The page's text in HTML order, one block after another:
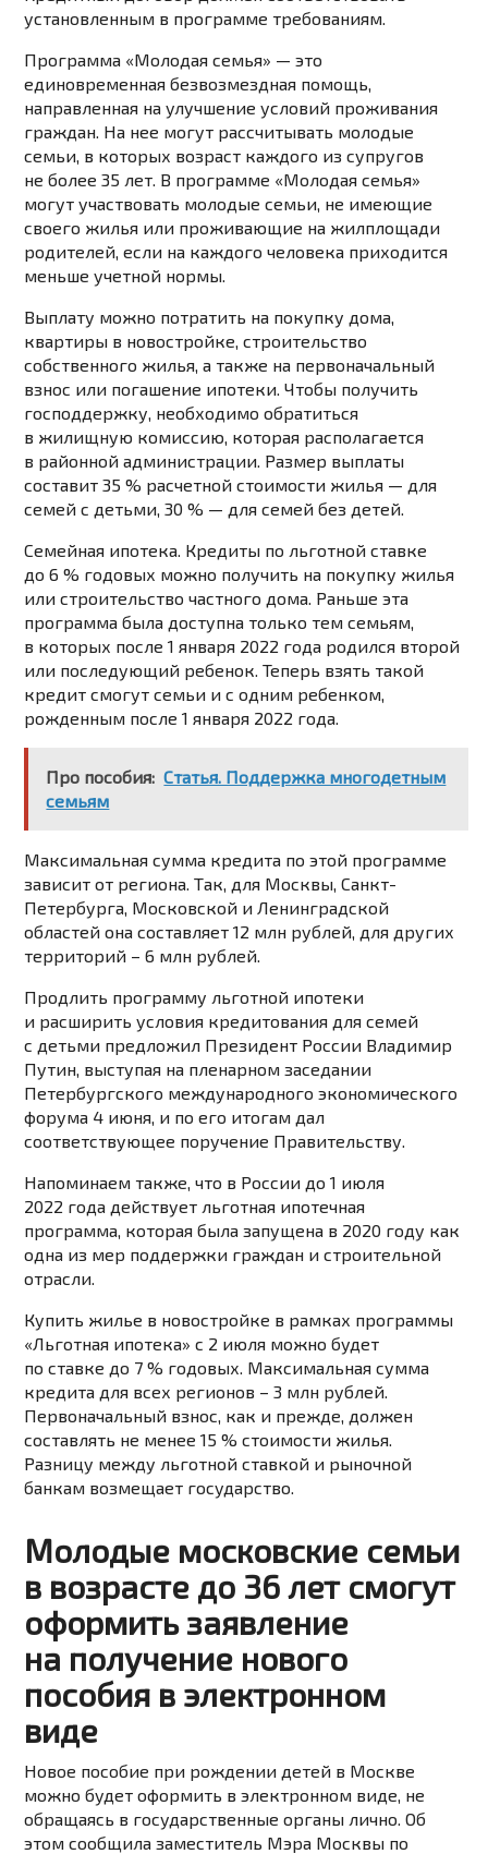
установленным в программе требованиям.
Программа «Молодая семья» — это
единовременная безвозмездная помощь,
направленная на улучшение условий проживания
граждан. На нее могут рассчитывать молодые
семьи, в которых возраст каждого из супругов
не более 35 лет. В программе «Молодая семья»
могут участвовать молодые семьи, не имеющие
своего жилья или проживающие на жилплощади
родителей, если на каждого человека приходится
меньше учетной нормы.
Выплату можно потратить на покупку дома,
квартиры в новостройке, строительство
собственного жилья, а также на первоначальный
взнос или погашение ипотеки. Чтобы получить
господдержку, необходимо обратиться
в жилищную комиссию, которая располагается
в районной администрации. Размер выплаты
составит 35 % расчетной стоимости жилья — для
семей с детьми, 30 % — для семей без детей.
Семейная ипотека. Кредиты по льготной ставке
до 6 % годовых можно получить на покупку жилья
или строительство частного дома. Раньше эта
программа была доступна только тем семьям,
в которых после 1 января 2022 года родился второй
или последующий ребенок. Теперь взять такой
кредит смогут семьи и с одним ребенком,
рожденным после 1 января 2022 года.
Про пособия: Статья. Поддержка многодетным
семьям
Максимальная сумма кредита по этой программе
зависит от региона. Так, для Москвы, Санкт-
Петербурга, Московской и Ленинградской
областей она составляет 12 млн рублей, для других
территорий – 6 млн рублей.
Продлить программу льготной ипотеки
и расширить условия кредитования для семей
с детьми предложил Президент России Владимир
Путин, выступая на пленарном заседании
Петербургского международного экономического
форума 4 июня, и по его итогам дал
соответствующее поручение Правительству.
Напоминаем также, что в России до 1 июля
2022 года действует льготная ипотечная
программа, которая была запущена в 2020 году как
одна из мер поддержки граждан и строительной
отрасли.
Купить жилье в новостройке в рамках программы
«Льготная ипотека» с 2 июля можно будет
по ставке до 7 % годовых. Максимальная сумма
кредита для всех регионов – 3 млн рублей.
Первоначальный взнос, как и прежде, должен
составлять не менее 15 % стоимости жилья.
Разницу между льготной ставкой и рыночной
банкам возмещает государство.
Молодые московские семьи
в возрасте до 36 лет смогут
оформить заявление
на получение нового
пособия в электронном
виде
Новое пособие при рождении детей в Москве
можно будет оформить в электронном виде, не
обращаясь в государственные органы лично. Об
этом сообщила заместитель Мэра Москвы по